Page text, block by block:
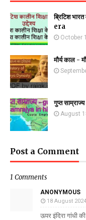
ब्रिटिश
era
October
मौर्य काल -
गुप्त
August
Post a Comment
1 Comments
ANONYMOUS
18 August
ऊपर इंदिरा गांधी